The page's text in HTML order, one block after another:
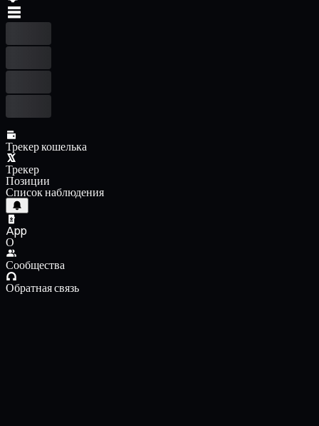
Трекер кошелька
Трекер
Позиции
Список наблюдения
App
О
Сообщества
Обратная связь